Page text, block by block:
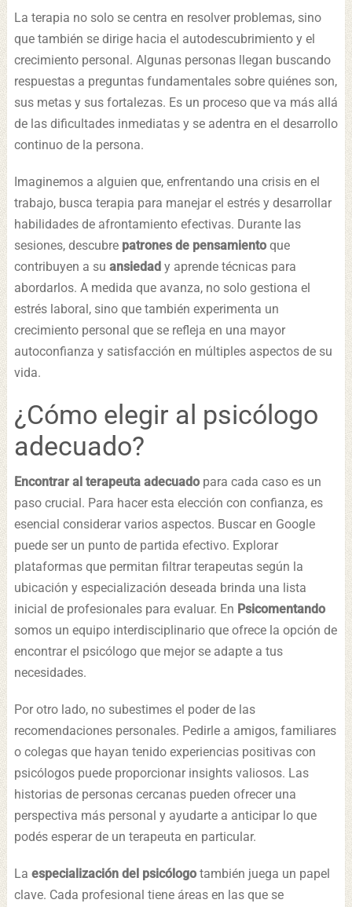
La terapia no solo se centra en resolver problemas, sino
que también se dirige hacia el autodescubrimiento y el
crecimiento personal. Algunas personas llegan buscando
respuestas a preguntas fundamentales sobre quiénes son,
sus metas y sus fortalezas. Es un proceso que va más allá
de las dificultades inmediatas y se adentra en el desarrollo
continuo de la persona.
Imaginemos a alguien que, enfrentando una crisis en el
trabajo, busca terapia para manejar el estrés y desarrollar
habilidades de afrontamiento efectivas. Durante las
sesiones, descubrepatrones de pensamientoque
contribuyen a su ansiedad y aprende técnicas para
abordarlos. A medida que avanza, no solo gestiona el
estrés laboral, sino que también experimenta un
crecimiento personal que se refleja en una mayor
autoconfianza y satisfacción en múltiples aspectos de su
vida.
¿Cómo elegir al psicólogo
adecuado?
Encontrar al terapeuta adecuadopara cada caso es un
paso crucial. Para hacer esta elección con confianza, es
esencial considerar varios aspectos. Buscar en Google
puede ser un punto de partida efectivo. Explorar
plataformas que permitan filtrar terapeutas según la
ubicación y especialización deseada brinda una lista
inicial de profesionales para evaluar. En Psicomentando
somos un equipo interdisciplinario que ofrece la opción de
encontrar el psicólogo que mejor se adapte a tus
necesidades.
Por otro lado, no subestimes el poder de las
recomendaciones personales. Pedirle a amigos, familiares
o colegas que hayan tenido experiencias positivas con
psicólogos puede proporcionar insights valiosos. Las
historias de personas cercanas pueden ofrecer una
perspectiva más personal y ayudarte a anticipar lo que
podés esperar de un terapeuta en particular.
La especialización del psicólogo también juega un papel
clave. Cada profesional tiene áreas en las que se